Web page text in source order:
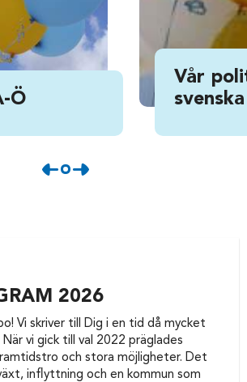
Ö
Vår
svenska
2026
Vi skriver till Dig i en tid då mycket
vi gick till val 2022 präglades
och stora möjligheter. Det
inflyttning och en kommun som